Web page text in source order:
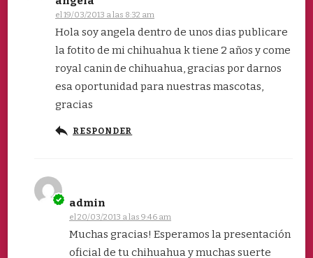
el 19/03/2013 a las 8:32 am
Hola soy angela dentro de unos dias publicare
la fotito de mi chihuahua k tiene 2 años y come
royal canin de chihuahua, gracias por darnos
esa oportunidad para nuestras mascotas,
gracias
RESPONDER
admin
el 20/03/2013 a las 9:46 am
Muchas gracias! Esperamos la presentación
oficial de tu chihuahua y muchas suerte